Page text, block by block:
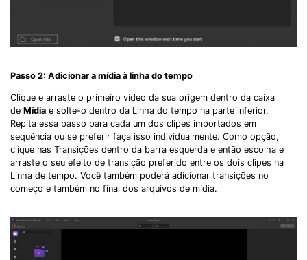
Passo 2: Adicionar a mídia à linha do tempo
Clique e arraste o primeiro vídeo da sua origem dentro da caixa
de Mídia e solte-o dentro da Linha do tempo na parte inferior.
Repita essa passo para cada um dos clipes importados em
sequência ou se preferir faça isso individualmente. Como opção,
clique nas Transições dentro da barra esquerda e então escolha e
arraste o seu efeito de transição preferido entre os dois clipes na
Linha de tempo. Você também poderá adicionar transições no
começo e também no final dos arquivos de mídia.